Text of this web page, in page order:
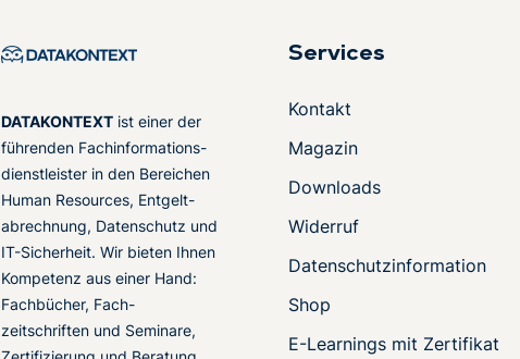
DATAKONTEXT ist einer der
führenden Fachinformations-
dienstleister in den Bereichen
Human Resources, Entgelt-
abrechnung, Datenschutz und
IT-Sicherheit. Wir bieten Ihnen
Kompetenz aus einer Hand:
Fachbücher, Fach-
zeitschriften und Seminare,
Services
Kontakt
Magazin
Downloads
Widerruf
Datenschutzinformation
Shop
E-Learnings mit Zertifikat